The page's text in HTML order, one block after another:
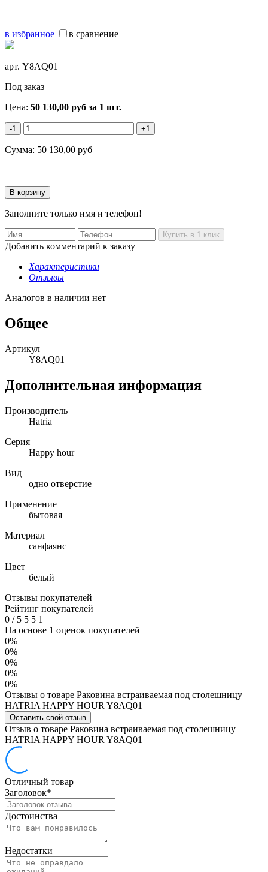
в избранное в сравнение
арт. Y8AQ01
Под заказ
Цена: 50 130,00 руб за 1 шт.
-1 +1
Сумма: 50 130,00 руб
Заполните только имя и телефон!
Добавить комментарий к заказу
Характеристики
Отзывы
Аналогов в наличии нет
Общее
Артикул
Y8AQ01
Дополнительная информация
Производитель
Hatria
Серия
Happy hour
Вид
одно отверстие
Применение
бытовая
Материал
санфаянс
Цвет
белый
Отзывы покупателей
Рейтинг покупателей
0 /5 5 5 1
На основе 1 оценок покупателей
0%
0%
0%
0%
0%
Отзывы о товаре Раковина встраиваемая под столешницу
HATRIA HAPPY HOUR Y8AQ01
Оставить свой отзыв
Отзыв о товаре Раковина встраиваемая под столешницу
HATRIA HAPPY HOUR Y8AQ01
Отличный товар
Заголовок*
Достоинства
Недостатки